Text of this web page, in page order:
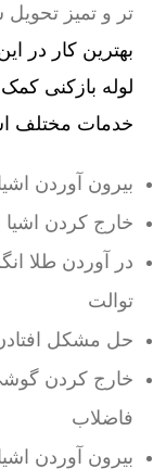
تر و تمیز
بهترین کار در
لوله بازکنی کمک
خدمات مختلف
بیرون آوردن
خارج کردن
در آوردن طلا
توالت
حل مشکل
خارج کردن
فاضلاب
بیرون آوردن